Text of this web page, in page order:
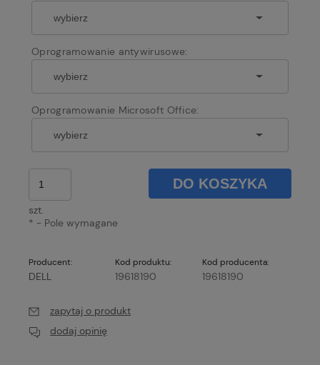
Oprogramowanie antywirusowe:
Oprogramowanie Microsoft Office:
szt.
DO KOSZYKA
* - Pole wymagane
Producent:
DELL
Kod produktu:
19618190
Kod producenta:
19618190
zapytaj o produkt
dodaj opinię